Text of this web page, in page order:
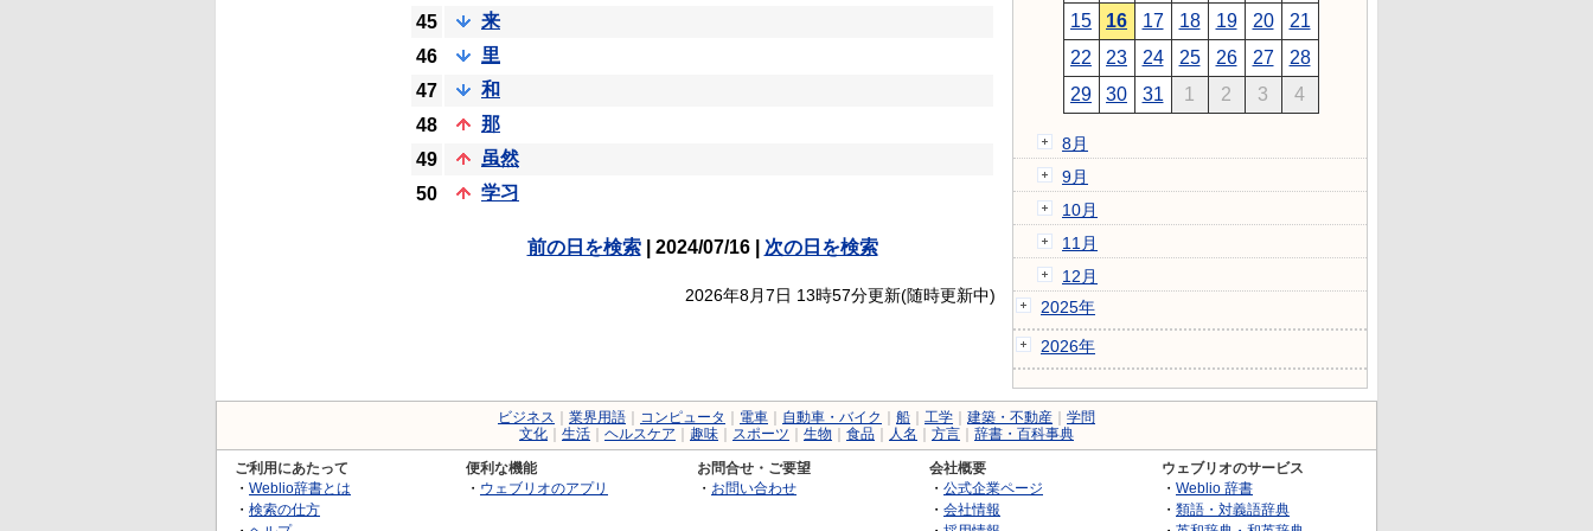
45
来
46
里
47
和
48
那
49
虽然
50
学习
前の日を検索| 2024/07/16 | 次の日を検索
2026年8月7日 13時57分更新(随時更新中)
15
16 17 18 19 20
21
22
23 24 25 26 27
28
29
30 31 1 2 3 4
8月
9月
10月
11月
12月
2025年
2026年
ビジネス 業界用語 コンピュータ 電車 自動車・バイク 船 工学 建築・不動産
学問
文化
生活 ヘルスケア 趣味 スポーツ 生物 食品 人名 方言 辞書・百科事典
ご利用にあたって
・ Weblio辞書とは
・ 検索の仕方
便利な機能
・ ウェブリオのアプリ
お問合せ・ご要望
・ お問い合わせ
会社概要
・ 公式企業ページ
・ 会社情報
ウェブリオのサービス
・ Weblio 辞書
・ 類語・対義語辞典